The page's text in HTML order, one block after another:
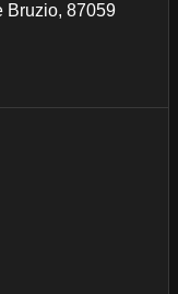
Bruzio, 87059